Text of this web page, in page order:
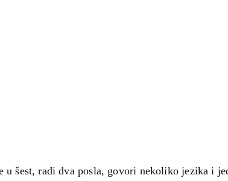
u šest, radi dva posla, govori nekoliko jezika i